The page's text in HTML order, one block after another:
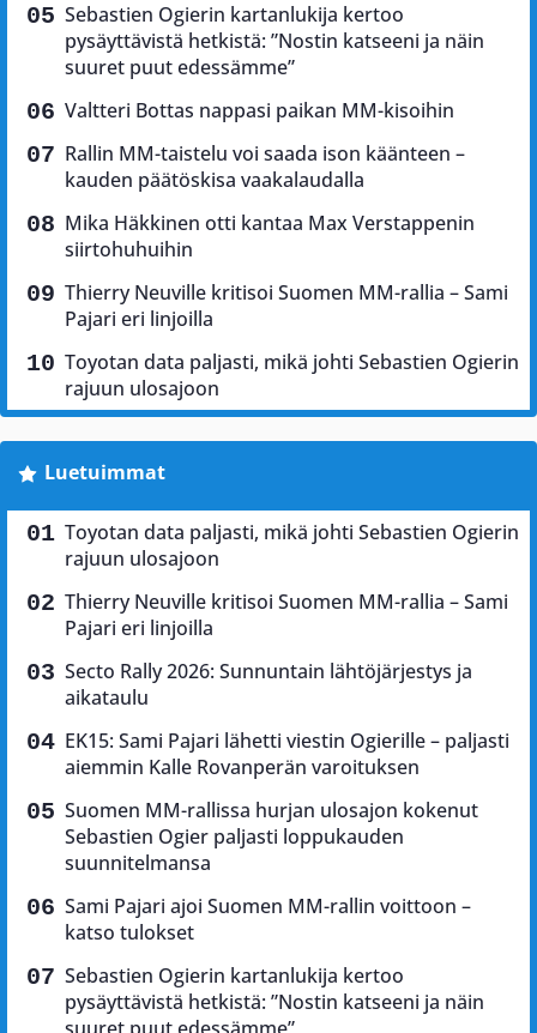
Sebastien Ogierin kartanlukija kertoo
pysäyttävistä hetkistä: ”Nostin katseeni ja näin
suuret puut edessämme”
Valtteri Bottas nappasi paikan MM-kisoihin
Rallin MM-taistelu voi saada ison käänteen –
kauden päätöskisa vaakalaudalla
Mika Häkkinen otti kantaa Max Verstappenin
siirtohuhuihin
Thierry Neuville kritisoi Suomen MM-rallia – Sami
Pajari eri linjoilla
Toyotan data paljasti, mikä johti Sebastien Ogierin
rajuun ulosajoon
Luetuimmat
Toyotan data paljasti, mikä johti Sebastien Ogierin
rajuun ulosajoon
Thierry Neuville kritisoi Suomen MM-rallia – Sami
Pajari eri linjoilla
Secto Rally 2026: Sunnuntain lähtöjärjestys ja
aikataulu
EK15: Sami Pajari lähetti viestin Ogierille – paljasti
aiemmin Kalle Rovanperän varoituksen
Suomen MM-rallissa hurjan ulosajon kokenut
Sebastien Ogier paljasti loppukauden
suunnitelmansa
Sami Pajari ajoi Suomen MM-rallin voittoon –
katso tulokset
Sebastien Ogierin kartanlukija kertoo
pysäyttävistä hetkistä: ”Nostin katseeni ja näin